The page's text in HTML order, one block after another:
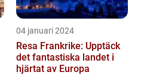
04 januari 2024
Resa Frankrike: Upptäck
det fantastiska landet i
hjärtat av Europa